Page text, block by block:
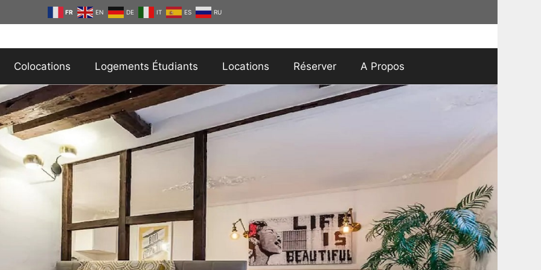
FR EN DE IT ES RU
Colocations Logements Étudiants Locations Réserver A Propos